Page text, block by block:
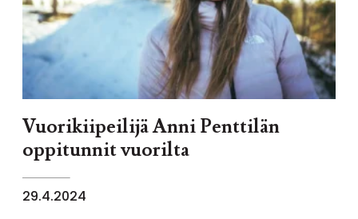
Vuorikiipeilijä Anni Penttilän
oppitunnit vuorilta
29.4.2024